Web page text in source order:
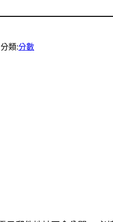
分類:分數